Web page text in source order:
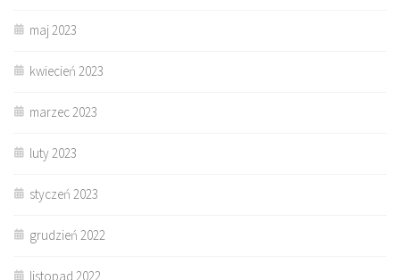
maj 2023
kwiecień 2023
marzec 2023
luty 2023
styczeń 2023
grudzień 2022
listopad 2022